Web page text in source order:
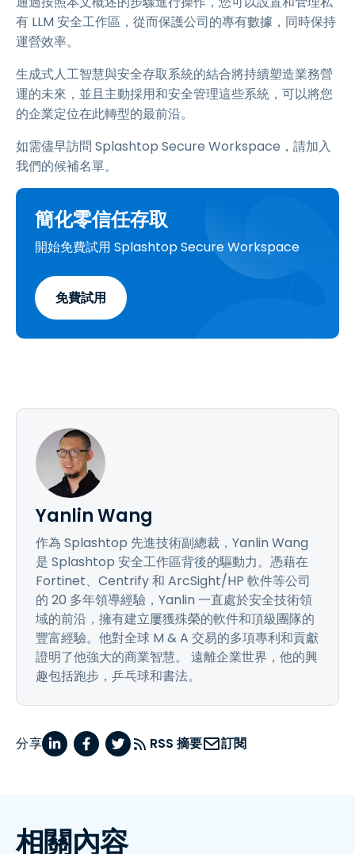
有 LLM 安全工作區，從而保護公司的專有數據，同時保持
運營效率。
生成式人工智慧與安全存取系統的結合將持續塑造業務營
運的未來，並且主動採用和安全管理這些系統，可以將您
的企業定位在此轉型的最前沿。
如需儘早訪問 Splashtop Secure Workspace，請加入
我們的候補名單。
簡化零信任存取
開始免費試用 Splashtop Secure Workspace
免費試用
Yanlin Wang
作為 Splashtop 先進技術副總裁，Yanlin Wang
是 Splashtop 安全工作區背後的驅動力。憑藉在
Fortinet、Centrify 和 ArcSight/HP 軟件等公司
的 20 多年領導經驗，Yanlin 一直處於安全技術領
域的前沿，擁有建立屢獲殊榮的軟件和頂級團隊的
豐富經驗。他對全球 M & A 交易的多項專利和貢獻
證明了他強大的商業智慧。 遠離企業世界，他的興
趣包括跑步，乒乓球和書法。
分享 RSS 摘要 訂閱
相關內容